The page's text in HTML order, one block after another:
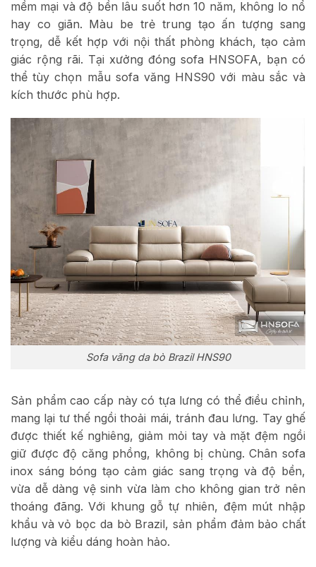
mềm mại và độ bền lâu suốt hơn 10 năm, không lo nổ
hay co giãn. Màu be trẻ trung tạo ấn tượng sang
trọng, dễ kết hợp với nội thất phòng khách, tạo cảm
giác rộng rãi. Tại xưởng đóng sofa HNSOFA, bạn có
thể tùy chọn mẫu sofa văng HNS90 với màu sắc và
kích thước phù hợp.
Sofa văng da bò Brazil HNS90
Sản phẩm cao cấp này có tựa lưng có thể điều chỉnh,
mang lại tư thế ngồi thoải mái, tránh đau lưng. Tay ghế
được thiết kế nghiêng, giảm mỏi tay và mặt đệm ngồi
giữ được độ căng phồng, không bị chùng. Chân sofa
inox sáng bóng tạo cảm giác sang trọng và độ bền,
vừa dễ dàng vệ sinh vừa làm cho không gian trở nên
thoáng đãng. Với khung gỗ tự nhiên, đệm mút nhập
khẩu và vỏ bọc da bò Brazil, sản phẩm đảm bảo chất
lượng và kiểu dáng hoàn hảo.